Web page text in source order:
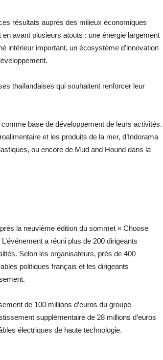
résultats auprès des milieux économiques
avant plusieurs atouts : une énergie largement
intérieur important, un écosystème d’innovation
thaïlandaises qui souhaitent renforcer leur
base de développement de leurs activités.
et les produits de la mer, d’Indorama
ou encore de Mud and Hound dans la
la neuvième édition du sommet « Choose
a réuni plus de 200 dirigeants
Selon les organisateurs, près de 400
politiques français et les dirigeants
de 100 millions d’euros du groupe
supplémentaire de 28 millions d’euros
électriques de haute technologie.